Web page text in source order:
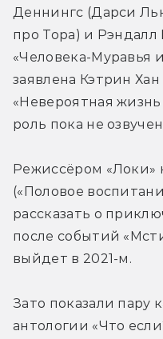
Деннингс (Дарси
про Тора) и
«Человека-Муравья
заявлена Кэтрин
«Невероятная
роль пока не
Режиссёром «Локи»
(«Половое
рассказать о
после событий
выйдет в 2021-м.
Зато показали пару
антологии «Что